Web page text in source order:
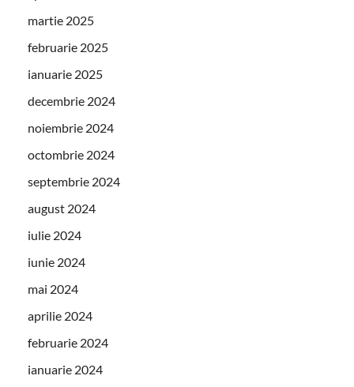
martie 2025
februarie 2025
ianuarie 2025
decembrie 2024
noiembrie 2024
octombrie 2024
septembrie 2024
august 2024
iulie 2024
iunie 2024
mai 2024
aprilie 2024
februarie 2024
ianuarie 2024